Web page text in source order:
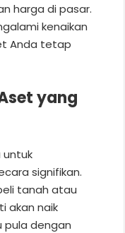
harga di pasar.
kenaikan
Anda tetap
yang
untuk
signifikan.
tanah atau
akan naik
pula dengan